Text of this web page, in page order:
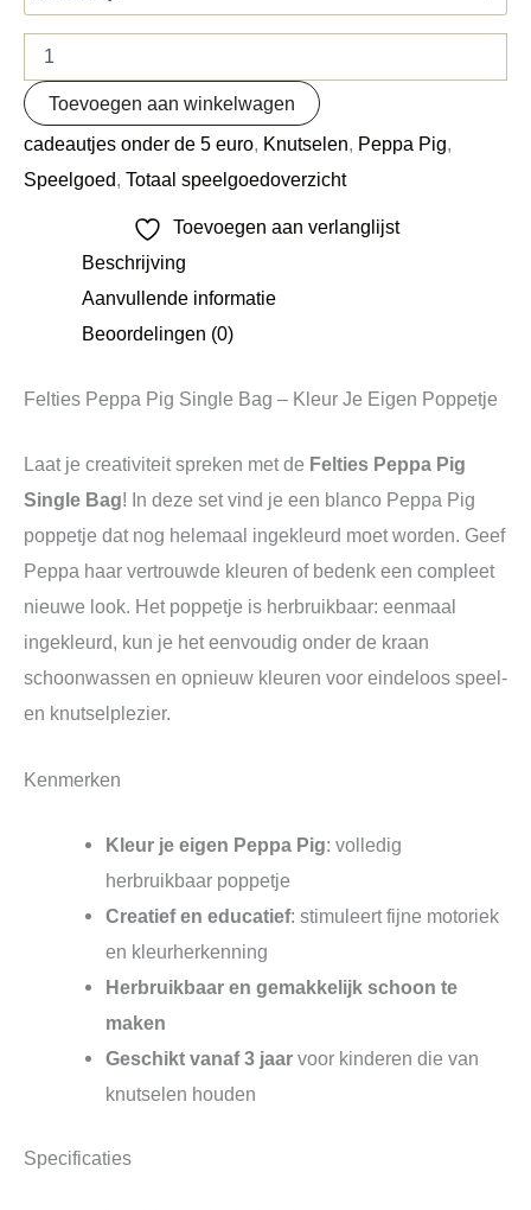
Toevoegen aan winkelwagen
cadeautjes onder de 5 euro, Knutselen, Peppa Pig,
Speelgoed, Totaal speelgoedoverzicht
Toevoegen aan verlanglijst
Beschrijving
Aanvullende informatie
Beoordelingen (0)
Felties Peppa Pig Single Bag – Kleur Je Eigen Poppetje
Laat je creativiteit spreken met de Felties Peppa Pig
Single Bag! In deze set vind je een blanco Peppa Pig
poppetje dat nog helemaal ingekleurd moet worden. Geef
Peppa haar vertrouwde kleuren of bedenk een compleet
nieuwe look. Het poppetje is herbruikbaar: eenmaal
ingekleurd, kun je het eenvoudig onder de kraan
schoonwassen en opnieuw kleuren voor eindeloos speel-
en knutselplezier.
Kenmerken
Kleur je eigen Peppa Pig: volledig
herbruikbaar poppetje
Creatief en educatief: stimuleert fijne motoriek
en kleurherkenning
Herbruikbaar en gemakkelijk schoon te
maken
Geschikt vanaf 3 jaar voor kinderen die van
knutselen houden
Specificaties